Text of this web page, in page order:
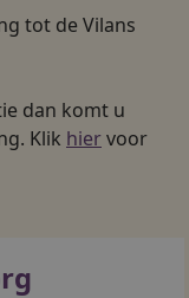
tot de Vilans
dan komt u
Klik hier voor